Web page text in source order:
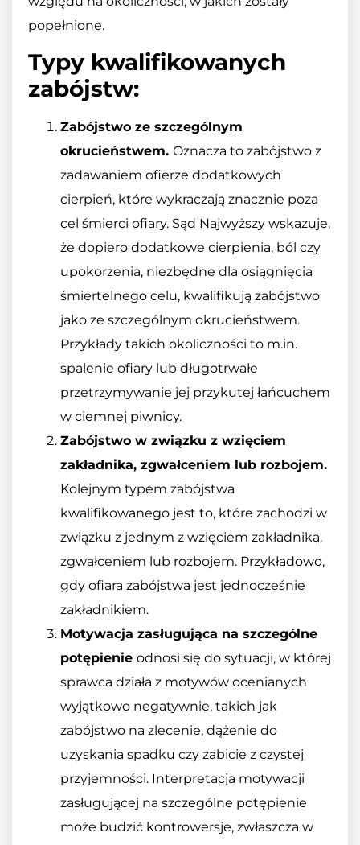
popełnione.
Typy kwalifikowanych
zabójstw:
Zabójstwo ze szczególnym
okrucieństwem. Oznacza to zabójstwo z
zadawaniem ofierze dodatkowych
cierpień, które wykraczają znacznie poza
cel śmierci ofiary. Sąd Najwyższy wskazuje,
że dopiero dodatkowe cierpienia, ból czy
upokorzenia, niezbędne dla osiągnięcia
śmiertelnego celu, kwalifikują zabójstwo
jako ze szczególnym okrucieństwem.
Przykłady takich okoliczności to m.in.
spalenie ofiary lub długotrwałe
przetrzymywanie jej przykutej łańcuchem
w ciemnej piwnicy.
Zabójstwo w związku z wzięciem
zakładnika, zgwałceniem lub rozbojem.
Kolejnym typem zabójstwa
kwalifikowanego jest to, które zachodzi w
związku z jednym z wzięciem zakładnika,
zgwałceniem lub rozbojem. Przykładowo,
gdy ofiara zabójstwa jest jednocześnie
zakładnikiem.
Motywacja zasługująca na szczególne
potępienie odnosi się do sytuacji, w której
sprawca działa z motywów ocenianych
wyjątkowo negatywnie, takich jak
zabójstwo na zlecenie, dążenie do
uzyskania spadku czy zabicie z czystej
przyjemności. Interpretacja motywacji
zasługującej na szczególne potępienie
może budzić kontrowersje, zwłaszcza w